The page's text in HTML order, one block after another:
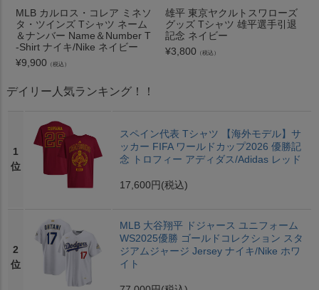
MLB カルロス・コレア ミネソ
タ・ツインズ Tシャツ ネーム
＆ナンバー Name＆Number T
-Shirt ナイキ/Nike ネイビー
¥9,900 （税込）
雄平 東京ヤクルトスワローズ
グッズ Tシャツ 雄平選手引退
記念 ネイビー
¥3,800 （税込）
デイリー人気ランキング！！
1
位
スペイン代表 Tシャツ 【海外モデル】サ
ッカー FIFA ワールドカップ2026 優勝記
念 トロフィー アディダス/Adidas レッド
17,600円 (税込)
2
位
MLB 大谷翔平 ドジャース ユニフォーム
WS2025優勝 ゴールドコレクション スタ
ジアムジャージ Jersey ナイキ/Nike ホワ
イト